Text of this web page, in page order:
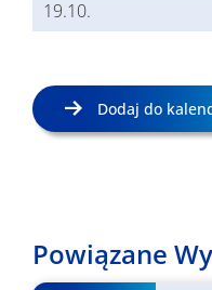
19.10.
Dodaj do
Powiązane